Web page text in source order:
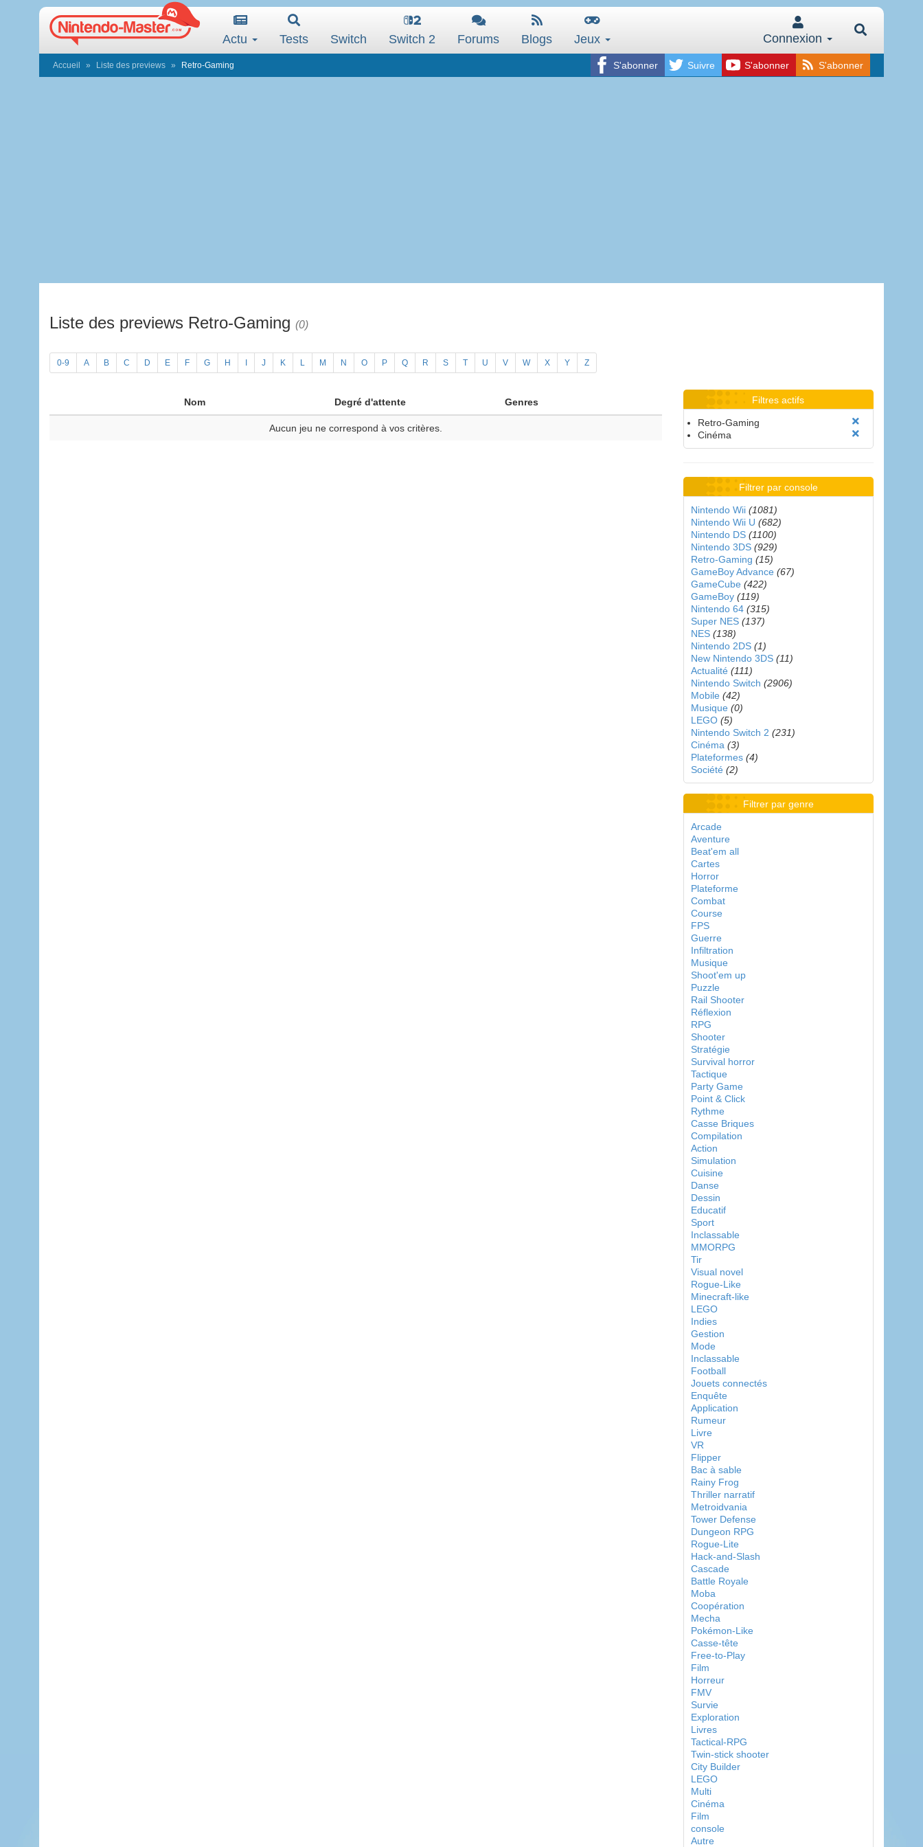
Actu Tests Switch Switch 2 Forums Blogs Jeux Connexion
S'abonner Suivre S'abonner S'abonner
Accueil Liste des previews Retro-Gaming
Liste des previews Retro-Gaming (0)
0-9 A B C D E F G H J K L M N O P Q R S T U V W X Y Z
Nom Degré d'attente Genres
Aucun jeu ne correspond à vos critères.
Filtres actifs
Retro-Gaming
Cinéma
Filtrer par console
Nintendo Wii (1081)
Nintendo Wii U (682)
Nintendo DS (1100)
Nintendo 3DS (929)
Retro-Gaming (15)
GameBoy Advance (67)
GameCube (422)
GameBoy (119)
Nintendo 64 (315)
Super NES (137)
NES (138)
Nintendo 2DS (1)
New Nintendo 3DS (11)
Actualité (111)
Nintendo Switch (2906)
Mobile (42)
Musique (0)
LEGO (5)
Nintendo Switch 2 (231)
Cinéma (3)
Plateformes (4)
Société (2)
Filtrer par genre
Arcade
Aventure
Beat'em all
Cartes
Horror
Plateforme
Combat
Course
FPS
Guerre
Infiltration
Musique
Shoot'em up
Puzzle
Rail Shooter
Réflexion
RPG
Shooter
Stratégie
Survival horror
Tactique
Party Game
Point & Click
Rythme
Casse Briques
Compilation
Action
Simulation
Cuisine
Danse
Dessin
Educatif
Sport
Inclassable
MMORPG
Tir
Visual novel
Rogue-Like
Minecraft-like
LEGO
Indies
Gestion
Mode
Inclassable
Football
Jouets connectés
Enquête
Application
Rumeur
Livre
VR
Flipper
Bac à sable
Rainy Frog
Thriller narratif
Metroidvania
Tower Defense
Dungeon RPG
Rogue-Lite
Hack-and-Slash
Cascade
Battle Royale
Moba
Coopération
Mecha
Pokémon-Like
Casse-tête
Free-to-Play
Film
Horreur
FMV
Survie
Exploration
Livres
Tactical-RPG
Twin-stick shooter
City Builder
LEGO
Multi
Cinéma
Film
console
Autre